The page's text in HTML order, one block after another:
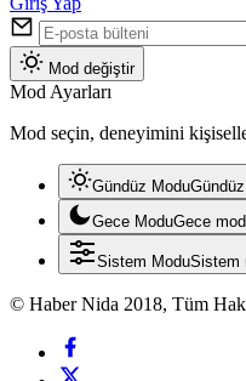
Mod değiştir
Mod Ayarları
Mod seçin, deneyimini
Gündüz Modu
Gece ModuGece
Sistem ModuSistem
© Haber Nida 2018, Tüm